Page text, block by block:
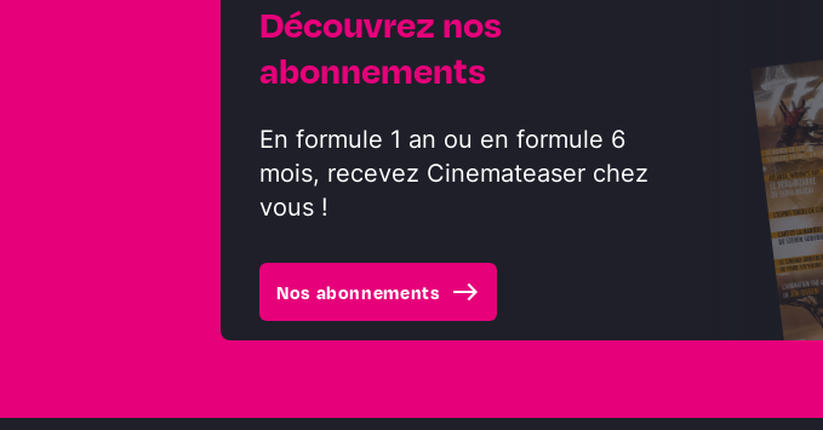
Découvrez nos
abonnements
En formule 1 an ou en formule 6
mois, recevez Cinemateaser chez
vous !
Nos abonnements east